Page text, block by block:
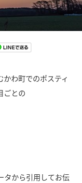
わ町でのポスティ
ごとの
タから引用してお伝